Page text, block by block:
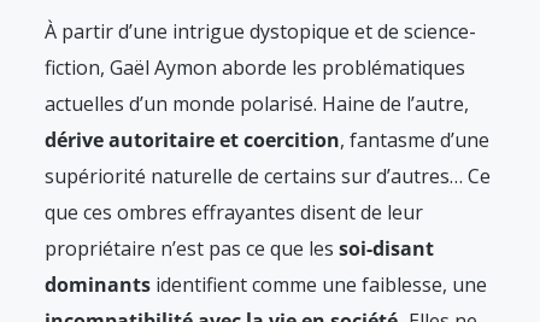
À partir d’une intrigue dystopique et de science-
fiction, Gaël Aymon aborde les problématiques
actuelles d’un monde polarisé. Haine de l’autre,
dérive autoritaire et coercition, fantasme d’une
supériorité naturelle de certains sur d’autres… Ce
que ces ombres effrayantes disent de leur
propriétaire n’est pas ce que les soi-disant
dominants identifient comme une faiblesse, une